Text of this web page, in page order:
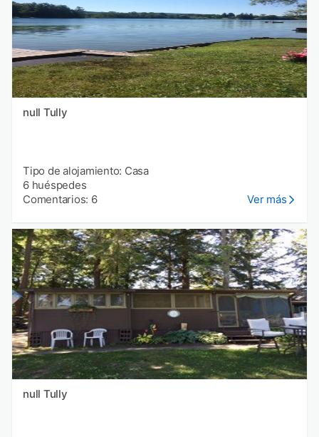
null Tully
Tipo de alojamiento: Casa
6 huéspedes
Comentarios: 6
Ver más
null Tully